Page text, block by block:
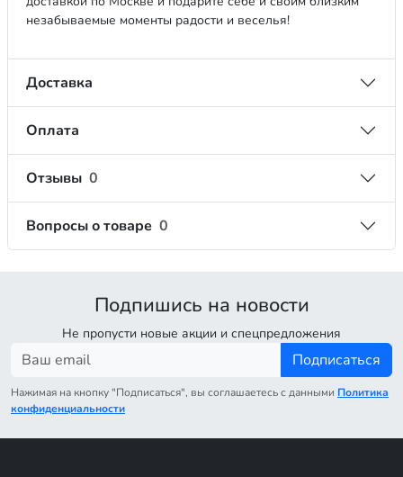
незабываемые моменты радости и веселья!
Доставка
Оплата
Отзывы 0
Вопросы о товаре 0
Подпишись на новости
Не пропусти новые акции и спецпредложения
Подписаться
Нажимая на кнопку "Подписаться", вы соглашаетесь с данными Политика
конфиденциальности